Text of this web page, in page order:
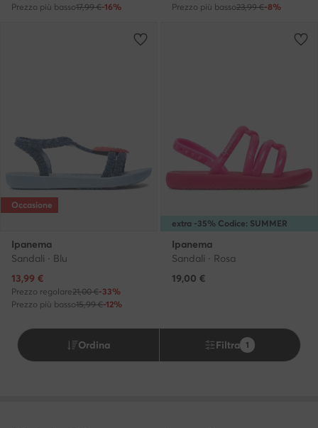
Prezzo più basso17,99 €-16%
Prezzo più basso23,99 €-8%
Occasione
Ipanema
Sandali · Blu
Prezzo attuale
13,99 €
Prezzo regolare21,00 €-33%
Prezzo più basso15,99 €-12%
extra -35% Codice: SUMMER
Ipanema
Sandali · Rosa
19,00 €
Ordina Filtra 1